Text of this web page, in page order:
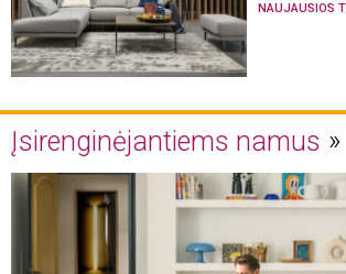
NAUJAUSIOS
Įsirenginėjantiems namus